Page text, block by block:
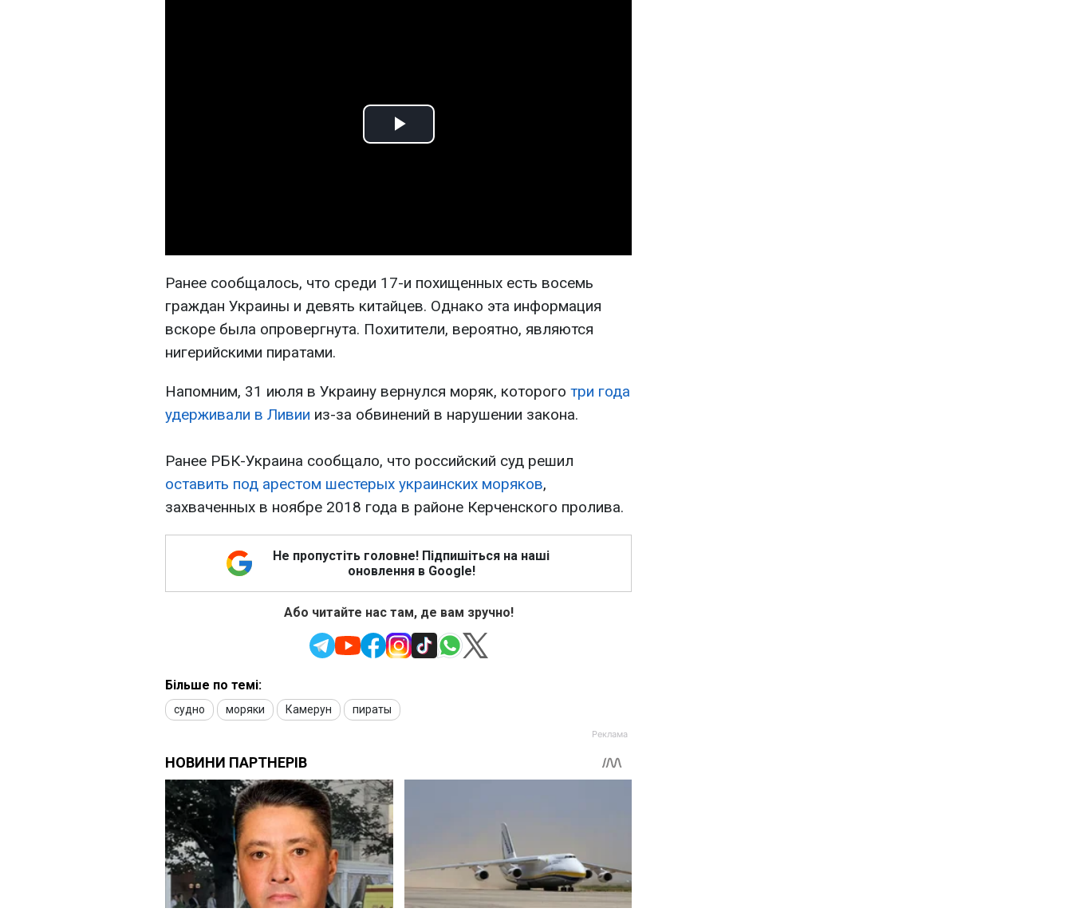
Play
Ранее сообщалось, что среди 17-и похищенных есть восемь
граждан Украины и девять китайцев. Однако эта информация
вскоре была опровергнута. Похитители, вероятно, являются
нигерийскими пиратами.
Напомним, 31 июля в Украину вернулся моряк, которого три года
удерживали в Ливии из-за обвинений в нарушении закона.
Ранее РБК-Украина сообщало, что российский суд решил
оставить под арестом шестерых украинских моряков,
захваченных в ноябре 2018 года в районе Керченского пролива.
Не пропустіть головне! Підпишіться на наші
оновлення в Google!
Або читайте нас там, де вам зручно!
Більше по темі:
судно моряки Камерун пираты